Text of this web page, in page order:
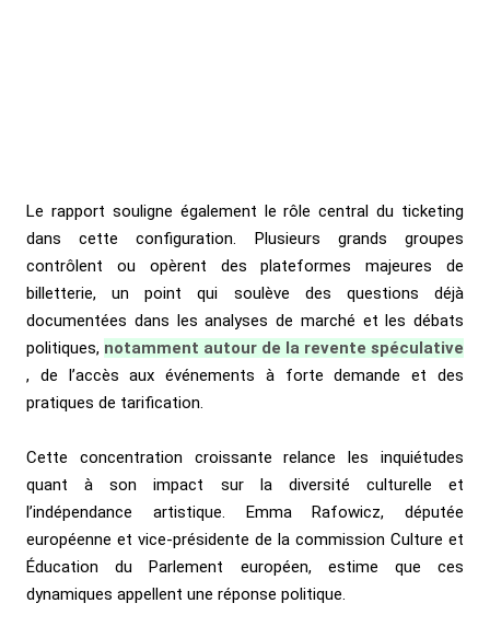
Le rapport souligne également le rôle central du ticketing
dans cette configuration. Plusieurs grands groupes
contrôlent ou opèrent des plateformes majeures de
billetterie, un point qui soulève des questions déjà
documentées dans les analyses de marché et les débats
politiques, notamment autour de la revente spéculative
, de l’accès aux événements à forte demande et des
pratiques de tarification.
Cette concentration croissante relance les inquiétudes
quant à son impact sur la diversité culturelle et
l’indépendance artistique. Emma Rafowicz, députée
européenne et vice-présidente de la commission Culture et
Éducation du Parlement européen, estime que ces
dynamiques appellent une réponse politique.